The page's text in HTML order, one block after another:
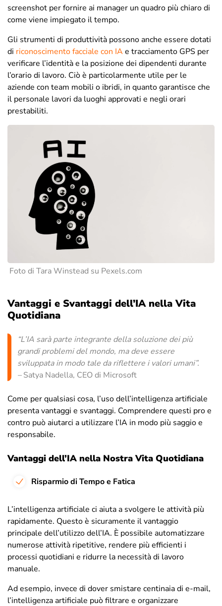
screenshot per fornire ai manager un quadro più chiaro di
come viene impiegato il tempo.
Gli strumenti di produttività possono anche essere dotati
di riconoscimento facciale con IAe tracciamento GPS per
verificare l’identità e la posizione dei dipendenti durante
l’orario di lavoro. Ciò è particolarmente utile per le
aziende con team mobili o ibridi, in quanto garantisce che
il personale lavori da luoghi approvati e negli orari
prestabiliti.
Foto di Tara Winstead su Pexels.com
Vantaggi e Svantaggi dell’IA nella Vita
Quotidiana
“L’IA sarà parte integrante della soluzione dei più
grandi problemi del mondo, ma deve essere
sviluppata in modo tale da riflettere i valori umani”.
–Satya Nadella, CEO di Microsoft
Come per qualsiasi cosa, l’uso dell’intelligenza artificiale
presenta vantaggi e svantaggi. Comprendere questi pro e
contro può aiutarci a utilizzare l’IA in modo più saggio e
responsabile.
Vantaggi dell’IA nella Nostra Vita Quotidiana
Risparmio di Tempo e Fatica
L’intelligenza artificiale ci aiuta a svolgere le attività più
rapidamente. Questo è sicuramente il vantaggio
principale dell’utilizzo dell’IA. È possibile automatizzare
numerose attività ripetitive, rendere più efficienti i
processi quotidiani e ridurre la necessità di lavoro
manuale.
Ad esempio, invece di dover smistare centinaia di e-mail,
l’intelligenza artificiale può filtrare e organizzare